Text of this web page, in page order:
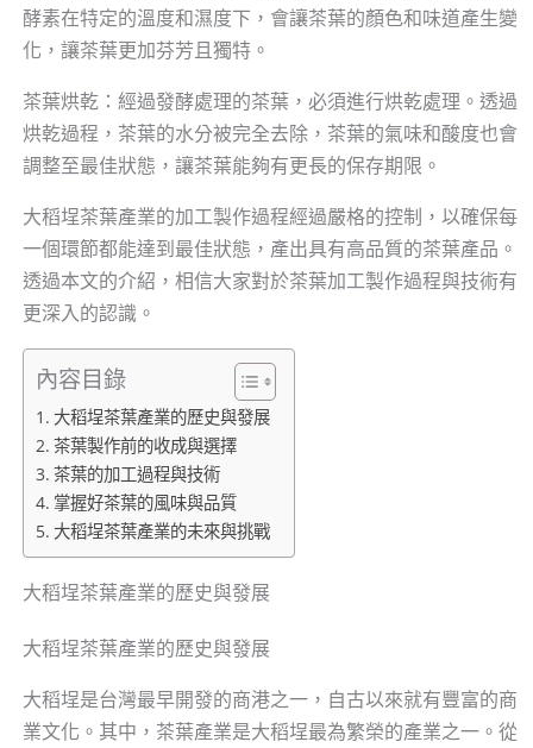
酵素在特定的溫度和濕度下，會讓茶葉的顏色和味道產生變
化，讓茶葉更加芬芳且獨特。
茶葉烘乾：經過發酵處理的茶葉，必須進行烘乾處理。透過
烘乾過程，茶葉的水分被完全去除，茶葉的氣味和酸度也會
調整至最佳狀態，讓茶葉能夠有更長的保存期限。
大稻埕茶葉產業的加工製作過程經過嚴格的控制，以確保每
一個環節都能達到最佳狀態，產出具有高品質的茶葉產品。
透過本文的介紹，相信大家對於茶葉加工製作過程與技術有
更深入的認識。
內容目錄
大稻埕茶葉產業的歷史與發展
茶葉製作前的收成與選擇
茶葉的加工過程與技術
掌握好茶葉的風味與品質
大稻埕茶葉產業的未來與挑戰
大稻埕茶葉產業的歷史與發展
大稻埕茶葉產業的歷史與發展
大稻埕是台灣最早開發的商港之一，自古以來就有豐富的商
業文化。其中，茶葉產業是大稻埕最為繁榮的產業之一。從